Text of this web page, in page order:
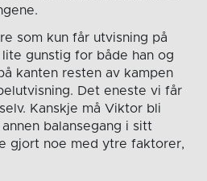
som kun får utvisning på
gunstig for både han og
kanten resten av kampen
Det eneste vi får
Kanskje må Viktor bli
balansegang i sitt
gjort noe med ytre faktorer,